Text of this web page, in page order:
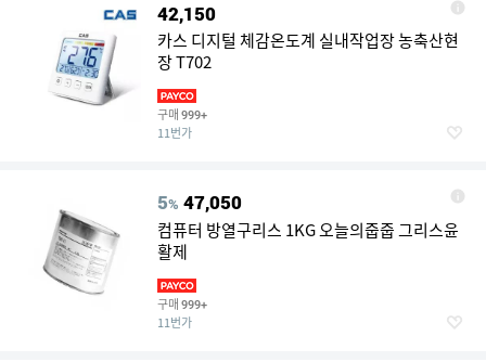
42,150
카스 디지털 체감온도계 실내작업장 농축산현
장 T702
구매 999+
11번가
5% 47,050
컴퓨터 방열구리스 1KG 오늘의줍줍 그리스윤
활제
구매 999+
11번가